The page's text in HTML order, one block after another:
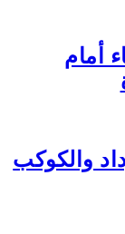
أمام
والكوكب